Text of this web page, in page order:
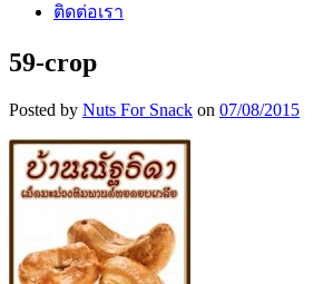
ติดต่อเรา
59-crop
Posted by Nuts For Snack on 07/08/2015